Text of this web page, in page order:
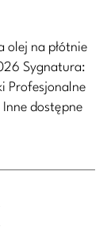
olej na płótnie
Sygnatura:
Profesjonalne
dostępne